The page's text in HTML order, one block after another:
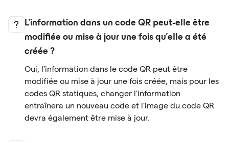
L'information dans un code QR peut-elle être
modifiée ou mise à jour une fois qu'elle a été
créée ?
Oui, l'information dans le code QR peut être
modifiée ou mise à jour une fois créée, mais pour les
codes QR statiques, changer l'information
entraînera un nouveau code et l'image du code QR
devra également être mise à jour.